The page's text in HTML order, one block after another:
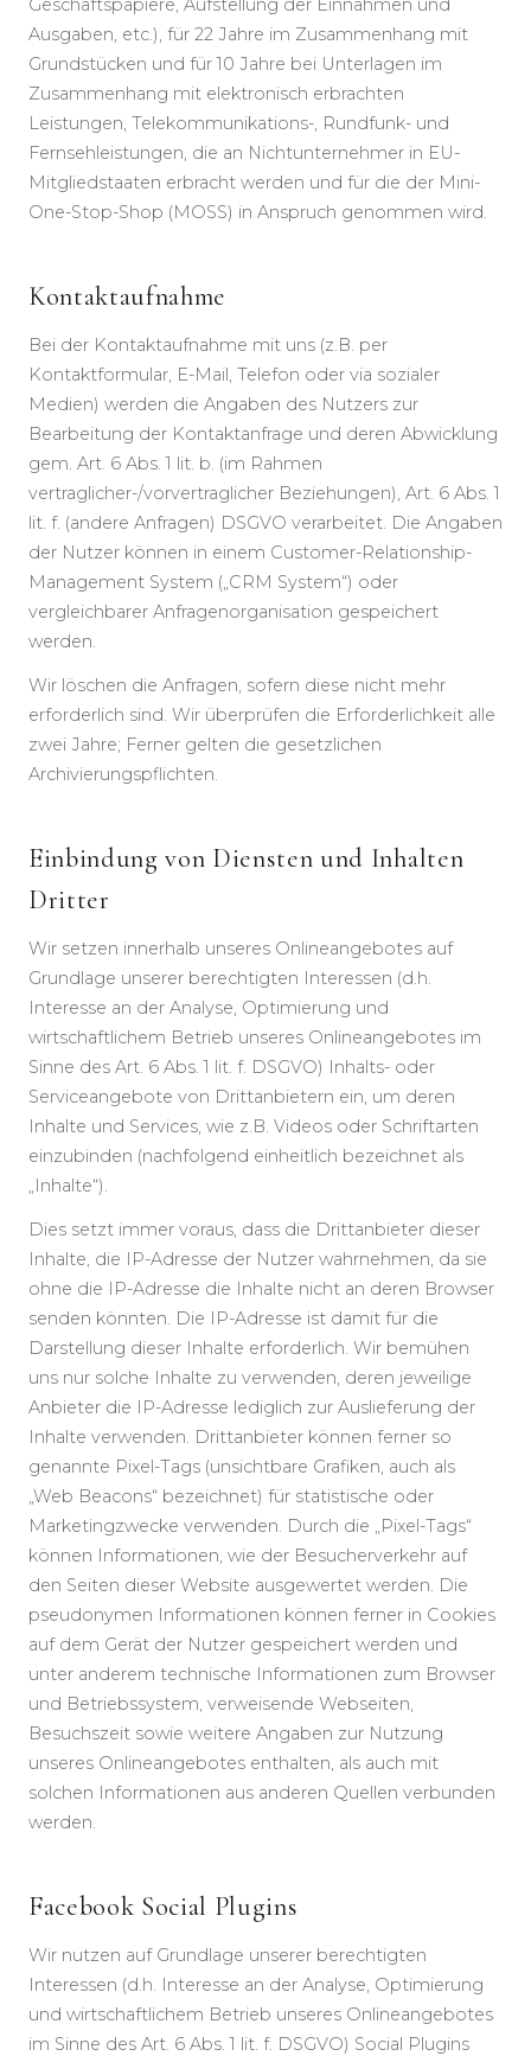
Geschäftspapiere, Aufstellung der Einnahmen und
Ausgaben, etc.), für 22 Jahre im Zusammenhang mit
Grundstücken und für 10 Jahre bei Unterlagen im
Zusammenhang mit elektronisch erbrachten
Leistungen, Telekommunikations-, Rundfunk- und
Fernsehleistungen, die an Nichtunternehmer in EU-
Mitgliedstaaten erbracht werden und für die der Mini-
One-Stop-Shop (MOSS) in Anspruch genommen wird.
Kontaktaufnahme
Bei der Kontaktaufnahme mit uns (z.B. per
Kontaktformular, E-Mail, Telefon oder via sozialer
Medien) werden die Angaben des Nutzers zur
Bearbeitung der Kontaktanfrage und deren Abwicklung
gem. Art. 6 Abs. 1 lit. b. (im Rahmen
vertraglicher-/vorvertraglicher Beziehungen), Art. 6 Abs. 1
lit. f. (andere Anfragen) DSGVO verarbeitet. Die Angaben
der Nutzer können in einem Customer-Relationship-
Management System („CRM System“) oder
vergleichbarer Anfragenorganisation gespeichert
werden.
Wir löschen die Anfragen, sofern diese nicht mehr
erforderlich sind. Wir überprüfen die Erforderlichkeit alle
zwei Jahre; Ferner gelten die gesetzlichen
Archivierungspflichten.
Einbindung von Diensten und Inhalten
Dritter
Wir setzen innerhalb unseres Onlineangebotes auf
Grundlage unserer berechtigten Interessen (d.h.
Interesse an der Analyse, Optimierung und
wirtschaftlichem Betrieb unseres Onlineangebotes im
Sinne des Art. 6 Abs. 1 lit. f. DSGVO) Inhalts- oder
Serviceangebote von Drittanbietern ein, um deren
Inhalte und Services, wie z.B. Videos oder Schriftarten
einzubinden (nachfolgend einheitlich bezeichnet als
„Inhalte“).
Dies setzt immer voraus, dass die Drittanbieter dieser
Inhalte, die IP-Adresse der Nutzer wahrnehmen, da sie
ohne die IP-Adresse die Inhalte nicht an deren Browser
senden könnten. Die IP-Adresse ist damit für die
Darstellung dieser Inhalte erforderlich. Wir bemühen
uns nur solche Inhalte zu verwenden, deren jeweilige
Anbieter die IP-Adresse lediglich zur Auslieferung der
Inhalte verwenden. Drittanbieter können ferner so
genannte Pixel-Tags (unsichtbare Grafiken, auch als
„Web Beacons“ bezeichnet) für statistische oder
Marketingzwecke verwenden. Durch die „Pixel-Tags“
können Informationen, wie der Besucherverkehr auf
den Seiten dieser Website ausgewertet werden. Die
pseudonymen Informationen können ferner in Cookies
auf dem Gerät der Nutzer gespeichert werden und
unter anderem technische Informationen zum Browser
und Betriebssystem, verweisende Webseiten,
Besuchszeit sowie weitere Angaben zur Nutzung
unseres Onlineangebotes enthalten, als auch mit
solchen Informationen aus anderen Quellen verbunden
werden.
Facebook Social Plugins
Wir nutzen auf Grundlage unserer berechtigten
Interessen (d.h. Interesse an der Analyse, Optimierung
und wirtschaftlichem Betrieb unseres Onlineangebotes
im Sinne des Art. 6 Abs. 1 lit. f. DSGVO) Social Plugins